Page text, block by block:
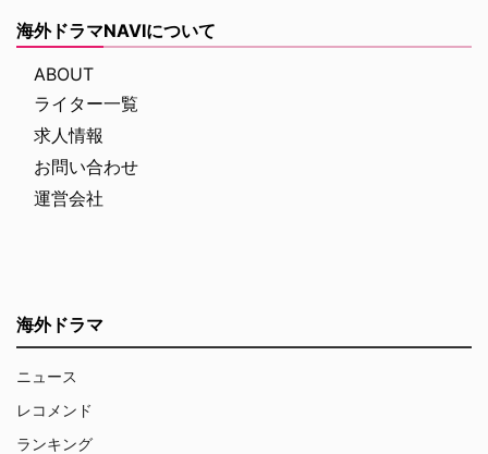
海外ドラマNAVIについて
ABOUT
ライター一覧
求人情報
お問い合わせ
運営会社
海外ドラマ
ニュース
レコメンド
ランキング